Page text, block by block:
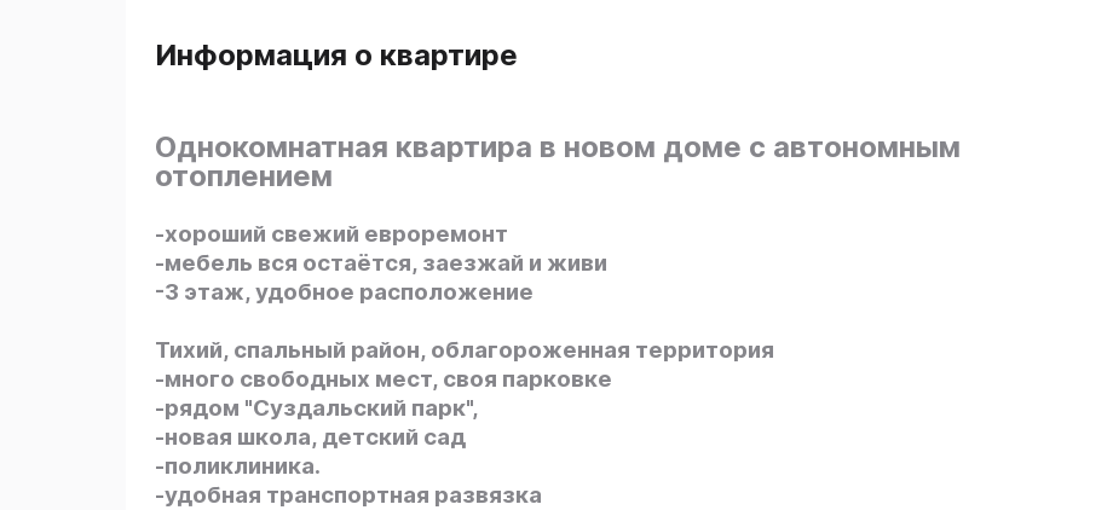
Информация о квартире
Однокомнатная квартира в новом доме с автономным
отоплением
-хороший свежий евроремонт
-мебель вся остаётся, заезжай и живи
-3 этаж, удобное расположение
Тихий, спальный район, облагороженная территория
-много свободных мест, своя парковке
-рядом "Суздальский парк",
-новая школа, детский сад
-поликлиника.
-удобная транспортная развязка